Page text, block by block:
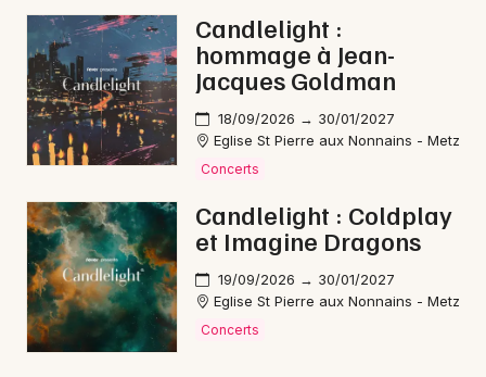
Candlelight :
hommage à Jean-
Jacques Goldman
18/09/2026 → 30/01/2027
Eglise St Pierre aux Nonnains - Metz
Concerts
Candlelight : Coldplay
et Imagine Dragons
19/09/2026 → 30/01/2027
Eglise St Pierre aux Nonnains - Metz
Concerts